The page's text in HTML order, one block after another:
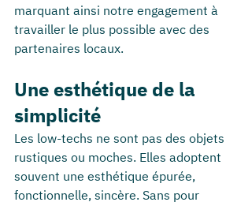
marquant ainsi notre engagement à
travailler le plus possible avec des
partenaires locaux.
Une esthétique de la
simplicité
Les low-techs ne sont pas des objets
rustiques ou moches. Elles adoptent
souvent une esthétique épurée,
fonctionnelle, sincère. Sans pour